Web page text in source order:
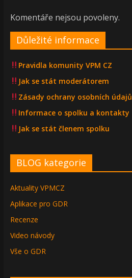
Komentáře nejsou povoleny.
Důležité informace
Pravidla komunity VPM CZ
Jak se stát moderátorem
Zásady ochrany osobních údajů
Informace o spolku a kontakty
Jak se stát členem spolku
BLOG kategorie
Aktuality VPMCZ
Aplikace pro GDR
Recenze
Video návody
Vše o GDR